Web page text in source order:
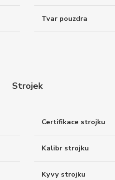
Tvar pouzdra
Strojek
Certifikace strojku
Kalibr strojku
Kyvy strojku